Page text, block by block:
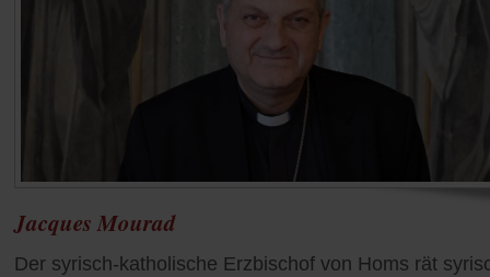
Jacques Mourad
Der syrisch-katholische Erzbischof von Homs rät